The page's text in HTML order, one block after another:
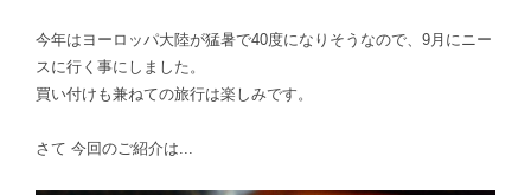
今年はヨーロッパ大陸が猛暑で40度になりそうなので、 9月にニー
スに行く事にしました。
買い付けも兼ねての旅行は楽しみです。
さて 今回のご紹介は...